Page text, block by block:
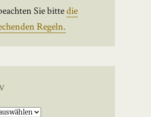
Sie bittedie
Regeln.